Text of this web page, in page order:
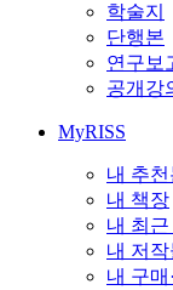
학술지
단행본
연구보
공개강
MyRISS
내 추
내 책장
내 최
내 저작
내 구매